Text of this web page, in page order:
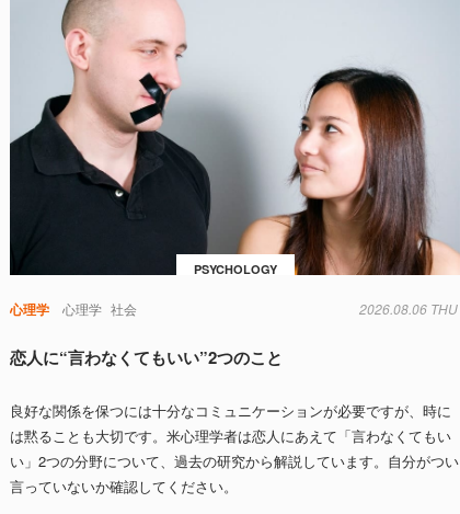
PSYCHOLOGY
心理学 心理学 社会 2026.08.06 THU
恋人に“言わなくてもいい”2つのこと
良好な関係を保つには十分なコミュニケーションが必要ですが、時に
は黙ることも大切です。米心理学者は恋人にあえて「言わなくてもい
い」2つの分野について、過去の研究から解説しています。自分がつい
言っていないか確認してください。